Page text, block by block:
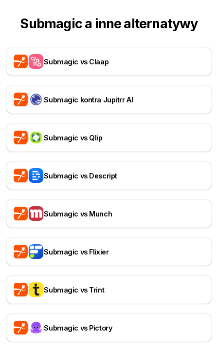
Submagic a inne alternatywy
Submagic vs Claap
Submagic kontra Jupitrr AI
Submagic vs Qlip
Submagic vs Descript
Submagic vs Munch
Submagic vs Flixier
Submagic vs Trint
Submagic vs Pictory